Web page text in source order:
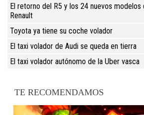
El retorno del R5 y los 24 nuevos
Renault
Toyota ya tiene su coche volador
El taxi volador de Audi se queda en tierra
El taxi volador autónomo de la Uber vasca
TE RECOMENDAMOS